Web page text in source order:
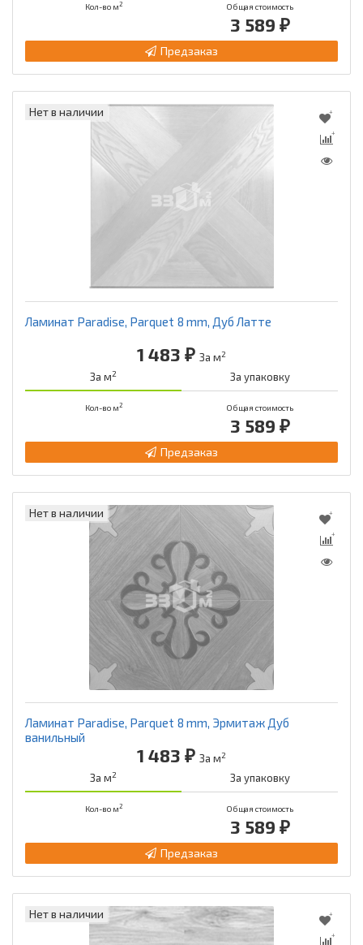
Кол-во м2 Общая стоимость
3 589 ₽
Предзаказ
Нет в наличии
Ламинат Paradise, Parquet 8 mm, Дуб Латте
1 483 ₽ За м2
За м2 За упаковку
Кол-во м2 Общая стоимость
3 589 ₽
Предзаказ
Нет в наличии
Ламинат Paradise, Parquet 8 mm, Эрмитаж Дуб
ванильный
1 483 ₽ За м2
За м2 За упаковку
Кол-во м2 Общая стоимость
3 589 ₽
Предзаказ
Нет в наличии